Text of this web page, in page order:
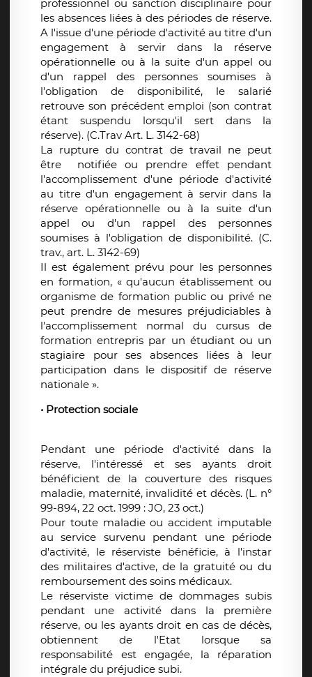
professionnel ou sanction disciplinaire pour
les absences liées à des périodes de réserve.
A l'issue d'une période d'activité au titre d'un
engagement à servir dans la réserve
opérationnelle ou à la suite d'un appel ou
d'un rappel des personnes soumises à
l'obligation de disponibilité, le salarié
retrouve son précédent emploi (son contrat
étant suspendu lorsqu'il sert dans la
réserve). (C.Trav Art. L. 3142-68)
La rupture du contrat de travail ne peut
être notifiée ou prendre effet pendant
l'accomplissement d'une période d'activité
au titre d'un engagement à servir dans la
réserve opérationnelle ou à la suite d'un
appel ou d'un rappel des personnes
soumises à l'obligation de disponibilité. (C.
trav., art. L. 3142-69)
Il est également prévu pour les personnes
en formation, « qu'aucun établissement ou
organisme de formation public ou privé ne
peut prendre de mesures préjudiciables à
l'accomplissement normal du cursus de
formation entrepris par un étudiant ou un
stagiaire pour ses absences liées à leur
participation dans le dispositif de réserve
nationale ».
• Protection sociale
Pendant une période d'activité dans la
réserve, l'intéressé et ses ayants droit
bénéficient de la couverture des risques
maladie, maternité, invalidité et décès. (L. n°
99-894, 22 oct. 1999 : JO, 23 oct.)
Pour toute maladie ou accident imputable
au service survenu pendant une période
d'activité, le réserviste bénéficie, à l'instar
des militaires d'active, de la gratuité ou du
remboursement des soins médicaux.
Le réserviste victime de dommages subis
pendant une activité dans la première
réserve, ou les ayants droit en cas de décès,
obtiennent de l'Etat lorsque sa
responsabilité est engagée, la réparation
intégrale du préjudice subi.